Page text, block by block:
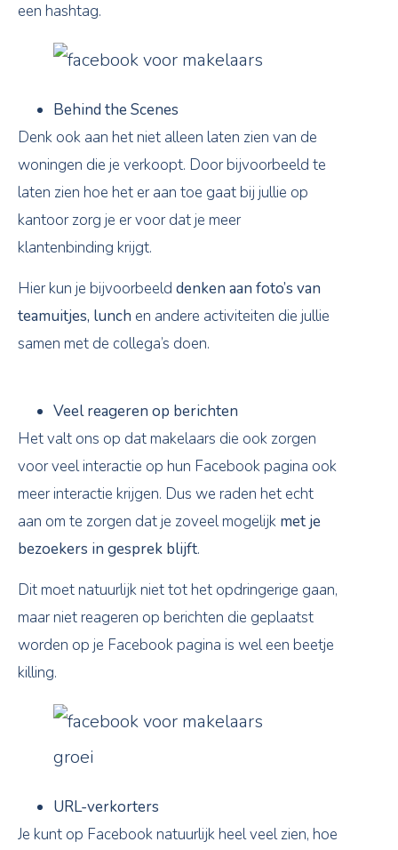
een hashtag.
Behind the Scenes
Denk ook aan het niet alleen laten zien van de
woningen die je verkoopt. Door bijvoorbeeld te
laten zien hoe het er aan toe gaat bij jullie op
kantoor zorg je er voor dat je meer
klantenbinding krijgt.
Hier kun je bijvoorbeelddenken aan foto’s van
teamuitjes, lunch en andere activiteiten die jullie
samen met de collega’s doen.
Veel reageren op berichten
Het valt ons op dat makelaars die ook zorgen
voor veel interactie op hun Facebook pagina ook
meer interactie krijgen. Dus we raden het echt
aan om te zorgen dat je zoveel mogelijk met je
bezoekers in gesprek blijft.
Dit moet natuurlijk niet tot het opdringerige gaan,
maar niet reageren op berichten die geplaatst
worden op je Facebook pagina is wel een beetje
killing.
URL-verkorters
Je kunt op Facebook natuurlijk heel veel zien, hoe